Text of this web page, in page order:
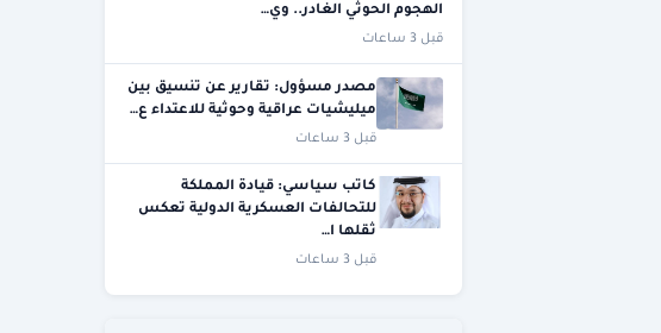
الهجوم الحوثي الغادر.. وي…
قبل 3 ساعات
مصدر مسؤول: تقارير عن تنسيق بين
ميليشيات عراقية وحوثية للاعتداء ع…
قبل 3 ساعات
كاتب سياسي: قيادة المملكة
للتحالفات العسكرية الدولية تعكس
ثقلها ا…
قبل 3 ساعات